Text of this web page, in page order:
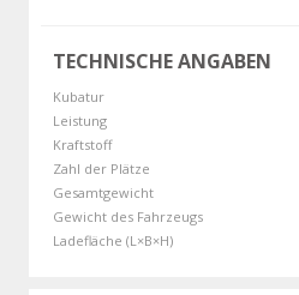
TECHNISCHE ANGABEN
Kubatur
Leistung
Kraftstoff
Zahl der Plätze
Gesamtgewicht
Gewicht des Fahrzeugs
Ladefläche (L×B×H)